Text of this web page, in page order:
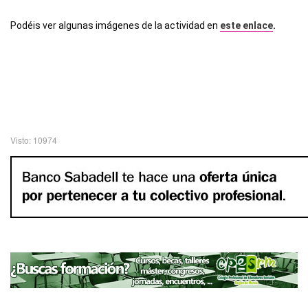
Podéis ver algunas imágenes de la actividad en este enlace.
Visto: 10974